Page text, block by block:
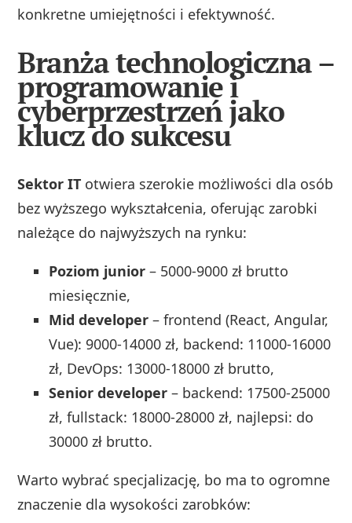
konkretne umiejętności i efektywność.
Branża technologiczna –
programowanie i
cyberprzestrzeń jako
klucz do sukcesu
Sektor IT otwiera szerokie możliwości dla osób
bez wyższego wykształcenia, oferując zarobki
należące do najwyższych na rynku:
Poziom junior – 5000-9000 zł brutto
miesięcznie,
Mid developer – frontend (React, Angular,
Vue): 9000-14000 zł, backend: 11000-16000
zł, DevOps: 13000-18000 zł brutto,
Senior developer – backend: 17500-25000
zł, fullstack: 18000-28000 zł, najlepsi: do
30000 zł brutto.
Warto wybrać specjalizację, bo ma to ogromne
znaczenie dla wysokości zarobków: